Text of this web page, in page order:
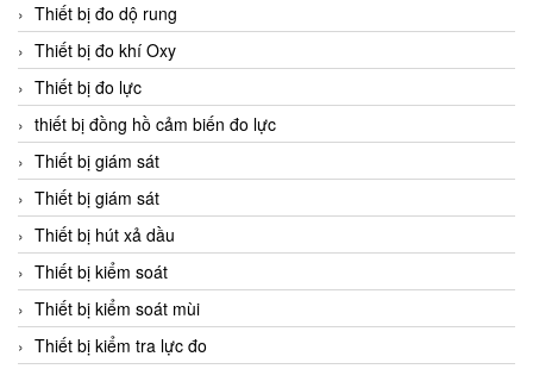
Thiết bị đo dộ rung
Thiết bị đo khí Oxy
Thiết bị đo lực
thiết bị đồng hồ cảm biến đo lực
Thiết bị giám sát
Thiết bị giám sát
Thiết bị hút xả dầu
Thiết bị kiểm soát
Thiết bị kiểm soát mùi
Thiết bị kiểm tra lực đo